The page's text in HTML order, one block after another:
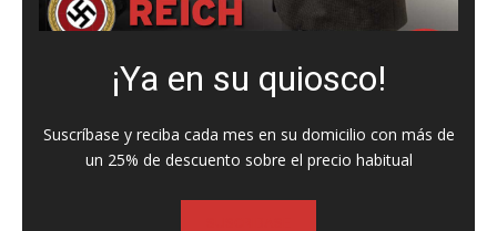
¡Ya en su quiosco!
Suscríbase y reciba cada mes en su domicilio con más de
un 25% de descuento sobre el precio habitual